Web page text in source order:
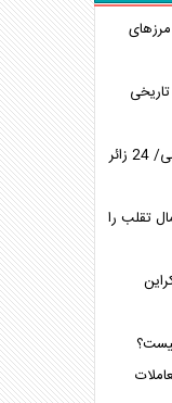
‌‌ثبت 67 میلیون تردد در محورهای اربعینی/ 24 زائر
تقلب را